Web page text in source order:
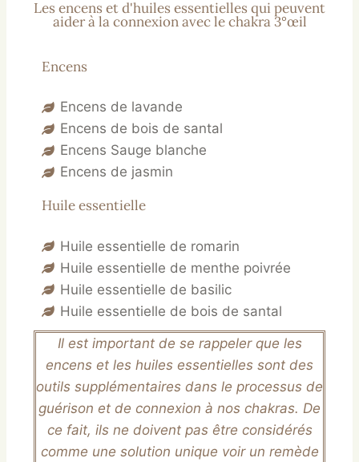
Les encens et d'huiles essentielles qui peuvent
aider à la connexion avec le chakra 3°œil
Encens
Encens de lavande
Encens de bois de santal
Encens Sauge blanche
Encens de jasmin
Huile essentielle
Huile essentielle de romarin
Huile essentielle de menthe poivrée
Huile essentielle de basilic
Huile essentielle de bois de santal
Il est important de se rappeler que les
encens et les huiles essentielles sont des
outils supplémentaires dans le processus de
guérison et de connexion à nos chakras. De
ce fait, ils ne doivent pas être considérés
comme une solution unique voir un remède